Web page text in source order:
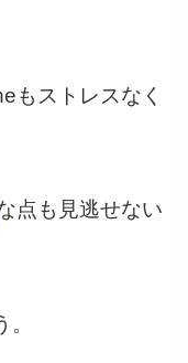
もストレスなく
点も見逃せない